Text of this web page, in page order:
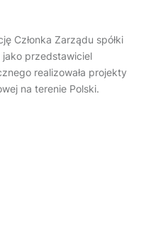
Członka Zarządu spółki
jako przedstawiciel
realizowała projekty
na terenie Polski.